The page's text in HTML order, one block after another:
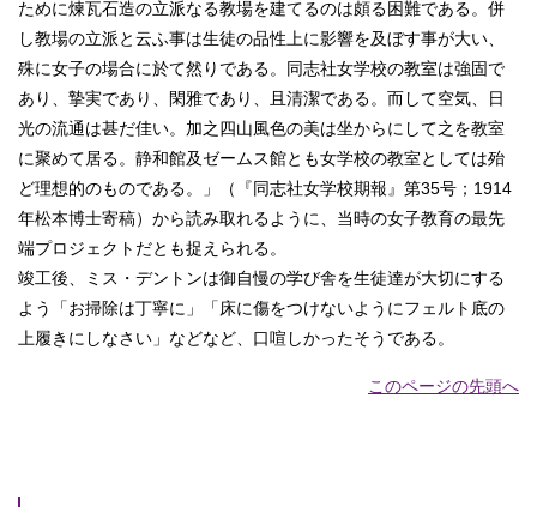
ために煉瓦石造の立派なる教場を建てるのは頗る困難である。併
し教場の立派と云ふ事は生徒の品性上に影響を及ぼす事が大い、
殊に女子の場合に於て然りである。同志社女学校の教室は強固で
あり、摯実であり、閑雅であり、且清潔である。而して空気、日
光の流通は甚だ佳い。加之四山風色の美は坐からにして之を教室
に聚めて居る。静和館及ゼームス館とも女学校の教室としては殆
ど理想的のものである。」（『同志社女学校期報』第35号；1914
年松本博士寄稿）から読み取れるように、当時の女子教育の最先
端プロジェクトだとも捉えられる。
竣工後、ミス・デントンは御自慢の学び舎を生徒達が大切にする
よう「お掃除は丁寧に」「床に傷をつけないようにフェルト底の
上履きにしなさい」などなど、口喧しかったそうである。
このページの先頭へ